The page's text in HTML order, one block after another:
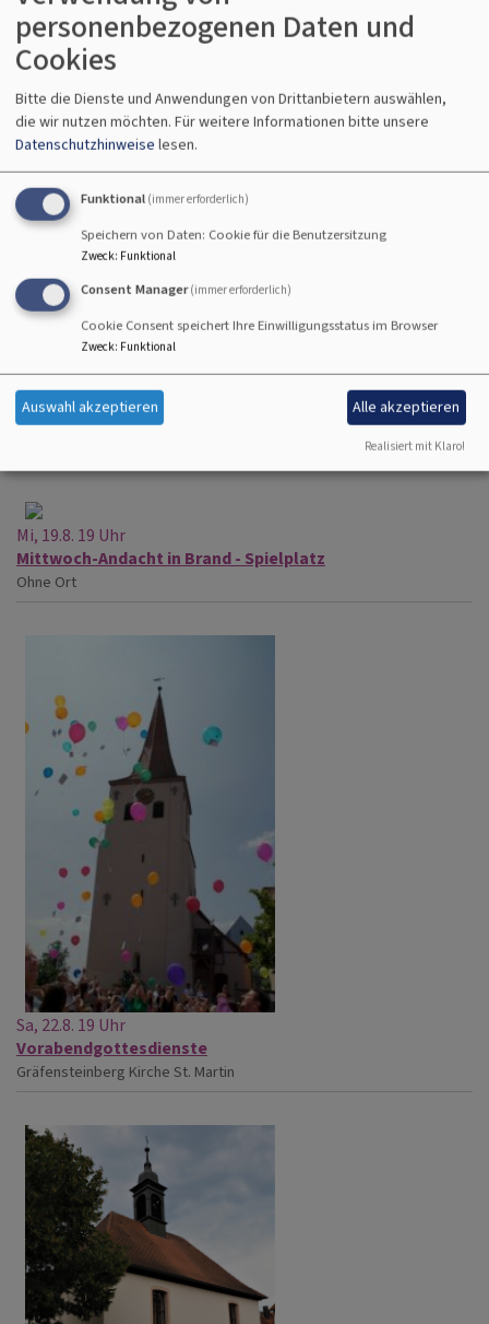
So, 16.8. 9 Uhr
Gottesdienst
Mi, 19.8. 19 Uhr
Mittwoch-Andacht in Brand - Spielplatz
Ohne Ort
Sa, 22.8. 19 Uhr
Vorabendgottesdienste
Gräfensteinberg Kirche St. Martin
personenbezogenen Daten und
Cookies
Bitte die Dienste und Anwendungen von Drittanbietern auswählen,
die wir nutzen möchten. Für weitere Informationen bitte unsere
Datenschutzhinweise lesen.
Funktional (immer erforderlich)
Speichern von Daten: Cookie für die Benutzersitzung
Zweck: Funktional
Consent Manager (immer erforderlich)
Cookie Consent speichert Ihre Einwilligungsstatus im Browser
Zweck: Funktional
Auswahl akzeptieren Alle akzeptieren
Realisiert mit Klaro!